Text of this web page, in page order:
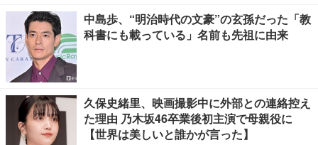
中島歩、“明治時代の文豪”の玄孫だった「教
科書にも載っている」名前も先祖に由来
久保史緒里、映画撮影中に外部との連絡控え
た理由 乃木坂46卒業後初主演で母親役に
【世界は美しいと誰かが言った】